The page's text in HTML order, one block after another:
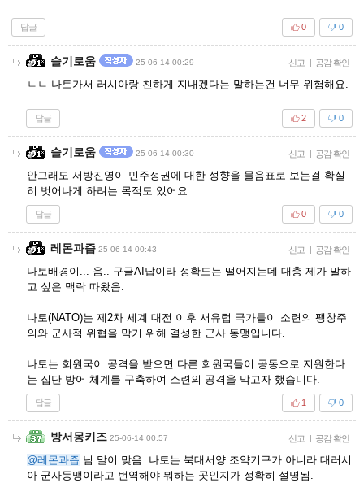
답글 0
0
슬기로움 25-06-14 00:29 신고 | 공감 확인
ㄴㄴ 나토가서 러시아랑 친하게 지내겠다는 말하는건 너무 위험해요.
답글 0
2
슬기로움 25-06-14 00:30 신고 | 공감 확인
안그래도 서방진영이 민주정권에 대한 성향을 물음표로 보는걸 확실
히 벗어나게 하려는 목적도 있어요.
답글 0
0
레몬과즙 25-06-14 00:43 신고 | 공감 확인
나토배경이... 음.. 구글AI답이라 정확도는 떨어지는데 대충 제가 말하
고 싶은 맥락 따왔음.
나토(NATO)는 제2차 세계 대전 이후 서유럽 국가들이 소련의 팽창주
의와 군사적 위협을 막기 위해 결성한 군사 동맹입니다.
나토는 회원국이 공격을 받으면 다른 회원국들이 공동으로 지원한다
는 집단 방어 체계를 구축하여 소련의 공격을 막고자 했습니다.
답글 0
1
방서몽키즈 25-06-14 00:57 신고 | 공감 확인
@레몬과즙 님 말이 맞음. 나토는 북대서양 조약기구가 아니라 대러시
아 군사동맹이라고 번역해야 뭐하는 곳인지가 정확히 설명됨.